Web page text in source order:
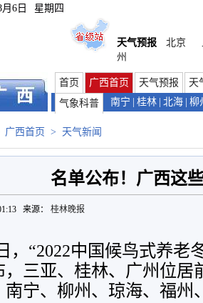
6日 星期四
天气预报 北京
州
首页 广西首页 天气预报
天
气象科普
南宁 桂林 北海 柳
广西首页 > 天气新闻
名单公布！广西这
来源： 桂林晚报
，“2022中国候鸟式养老
，三亚、桂林、广州位居
南宁、柳州、琼海、福州